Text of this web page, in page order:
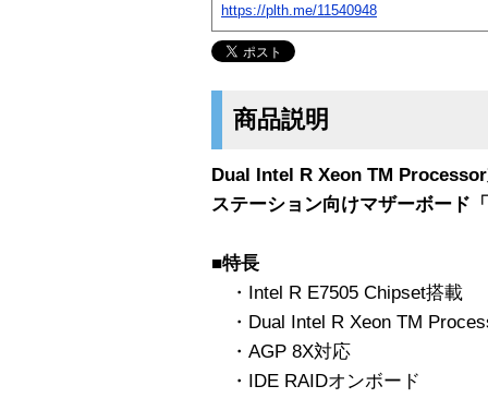
https://plth.me/11540948
商品説明
Dual Intel R Xeon TM
ステーション向けマザーボード
■特長
・Intel R E7505 Chipset搭載
・Dual Intel R Xeon TM
・AGP 8X対応
・IDE RAIDオンボード